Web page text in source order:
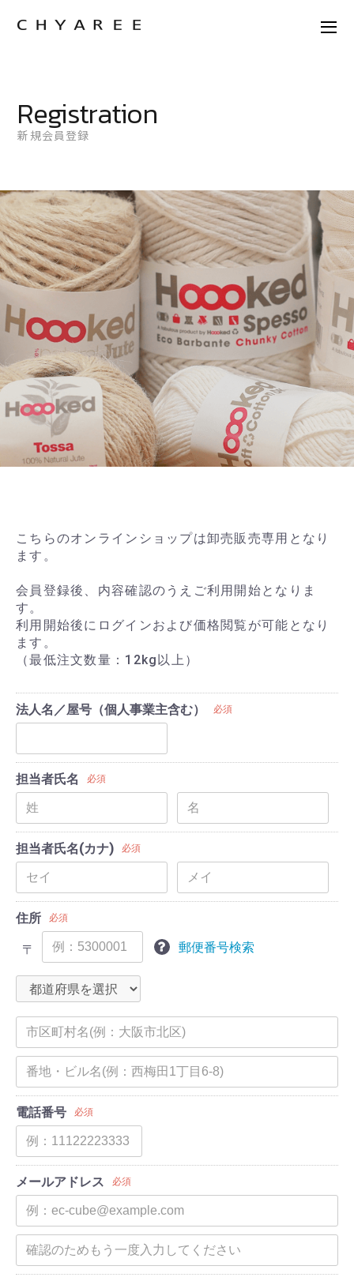
Registration
新規会員登録
こちらのオンラインショップは卸売販売専用となり
ます。
会員登録後、内容確認のうえご利用開始となりま
す。
利用開始後にログインおよび価格閲覧が可能となり
ます。
（最低注文数量：12kg以上）
法人名／屋号（個人事業主含む） 必須
担当者氏名 必須
担当者氏名(カナ) 必須
住所 必須
〒 郵便番号検索
電話番号 必須
メールアドレス 必須